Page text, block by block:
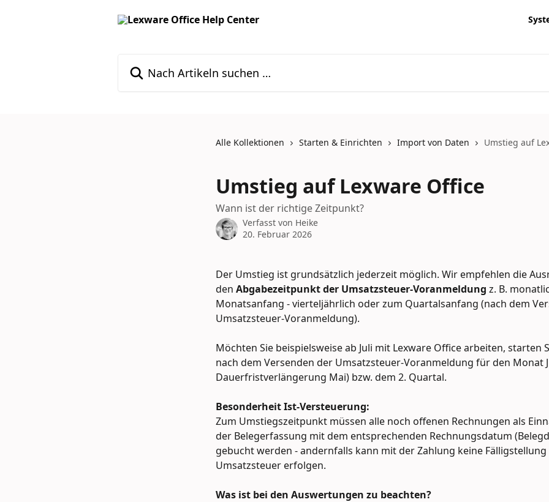
Alle Kollektionen Starten & Einrichten Import von Daten Umstieg auf
Umstieg auf Lexware Office
Wann ist der richtige Zeitpunkt?
Verfasst von Heike
20. Februar 2026
Der Umstieg ist grundsätzlich jederzeit möglich. Wir empfehlen die
den Abgabezeitpunkt der Umsatzsteuer-Voranmeldung z. B.
Monatsanfang - vierteljährlich oder zum Quartalsanfang (nach dem
Umsatzsteuer-Voranmeldung).
Möchten Sie beispielsweise ab Juli mit Lexware Office arbeiten, starten
nach dem Versenden der Umsatzsteuer-Voranmeldung für den Monat
Dauerfristverlängerung Mai) bzw. dem 2. Quartal.
Besonderheit Ist-Versteuerung:
Zum Umstiegszeitpunkt müssen alle noch offenen Rechnungen als
der Belegerfassung mit dem entsprechenden Rechnungsdatum
gebucht werden - andernfalls kann mit der Zahlung keine
Umsatzsteuer erfolgen.
Was ist bei den Auswertungen zu beachten?